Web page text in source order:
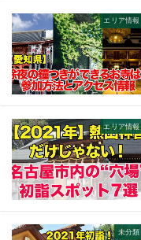
エリア情報
エリア情報
未分類